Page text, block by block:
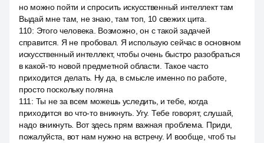
но можно пойти и спросить искусственный интеллект там
Выдай мне там, не знаю, там топ, 10 свежих цита.
110: Этого человека. Возможно, он с такой задачей
справится. Я не пробовал. Я использую сейчас в основном
искусственный интеллект, чтобы очень быстро разобраться
в какой-то новой предметной области. Такое часто
приходится делать. Ну да, в смысле именно по работе,
просто поскольку поляна
111 : Ты не за всем можешь уследить, и тебе, когда
приходится во что-то вникнуть. Угу. Тебе говорят, слушай,
надо вникнуть. Вот здесь прям важная проблема. Приди,
пожалуйста, вот нам нужно на встречу. И вообще, чтоб ты